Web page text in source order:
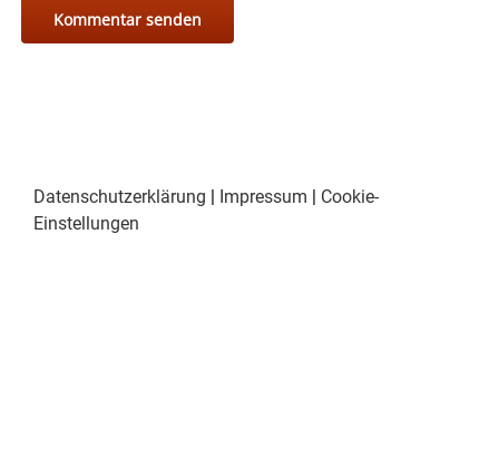
Datenschutzerklärung | Impressum | Cookie-
Einstellungen